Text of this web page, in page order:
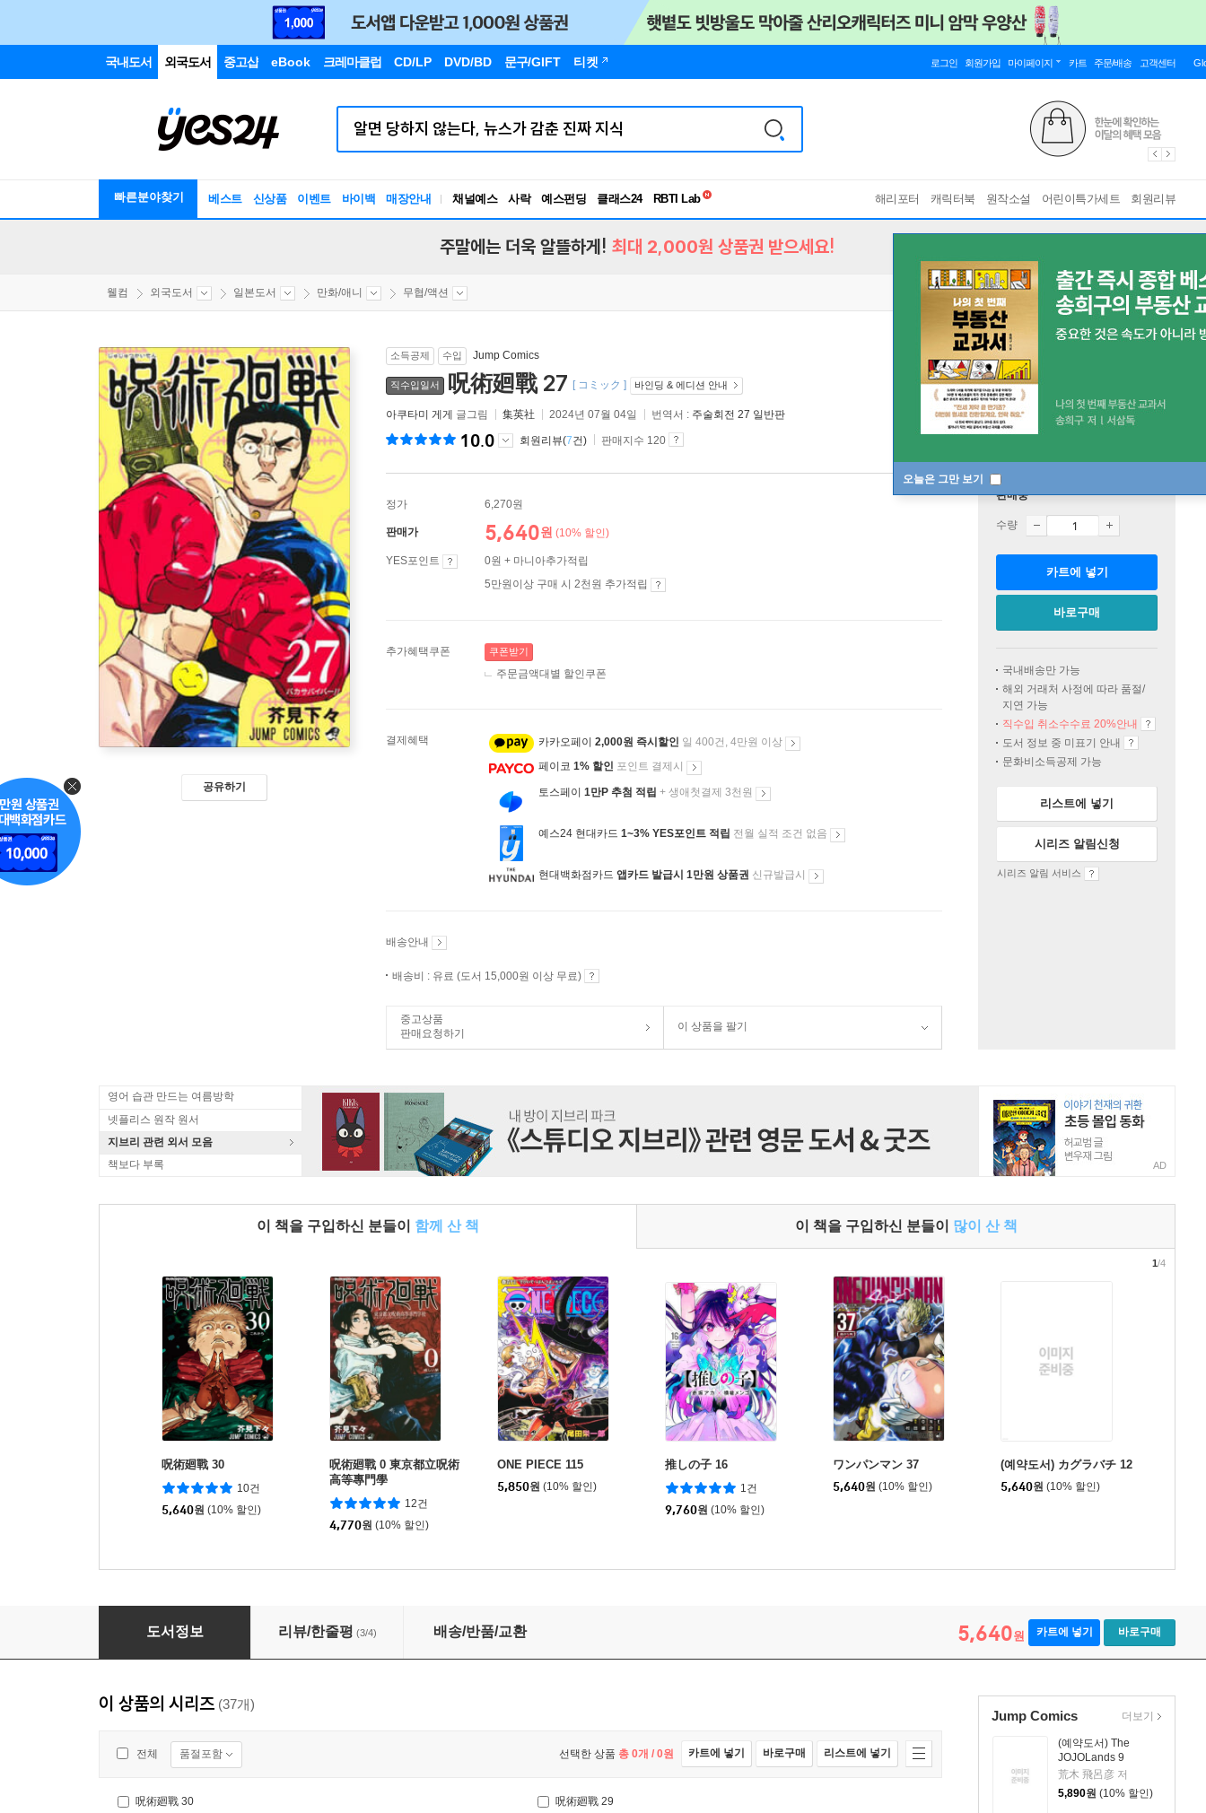
국내도서 외국도서 중고샵 eBook 크레마클럽 CD/LP DVD/BD 문구/GIFT 티켓 로그인 회원가입 마이페이지 카트 주문/배송 고객센터
빠른분야찾기 베스트 신상품 이벤트 바이백 매장안내 채널예스 사락 예스펀딩 클래스24
독서유형검사
해리포터 캐릭터북 원작소설 어린이특가세트 회원리뷰
오늘은 그만 보기
주말에는 더욱 알뜰하게! 최대 2,000원 상품권 받으세요!
웰컴 외국도서 일본도서 만화/애니 무협/액션
공유하기
소득공제 수입 Jump Comics
직수입일서 呪術廻戰 27 [ コミック ] 바인딩 & 에디션 안내
아쿠타미 게게 글그림 集英社 2024년 07월 04일 번역서 : 주술회전 27 일반판
10.0 회원리뷰(7건) 판매지수 120
정가 6,270원
판매가 5,640원 (10% 할인)
YES포인트
0원 + 마니아추가적립
5만원이상 구매 시 2천원 추가적립
추가혜택쿠폰 쿠폰받기
주문금액대별 할인쿠폰
결제혜택 카카오페이 2,000원 즉시할인 일 400건, 4만원 이상
페이코 1% 할인 포인트 결제시
토스페이 1만P 추첨 적립 + 생애첫결제 3천원
예스24 현대카드 1~3% YES포인트 적립 전월 실적 조건 없음
현대백화점카드 앱카드 발급시 1만원 상품권 신규발급시
배송안내
배송비 : 유료 (도서 15,000원 이상 무료)
중고상품
판매요청하기
이 상품을 팔기
판매중
수량
카트에 넣기
바로구매
국내배송만 가능
해외 거래처 사정에 따라 품절/
지연 가능
직수입 취소수수료 20%안내
도서 정보 중 미표기 안내
문화비소득공제 가능
리스트에 넣기
시리즈 알림신청
시리즈 알림 서비스
영어 습관 만드는 여름방학
넷플리스 원작 원서
지브리 관련 외서 모음
책보다 부록
AD
이 책을 구입하신 분들이 함께 산 책 이 책을 구입하신 분들이 많이 산 책
呪術廻戰 30
10건
5,640원 (10% 할인)
呪術廻戰 0 東京都立呪術
高等專門學
12건
4,770원 (10% 할인)
ONE PIECE 115
5,850원 (10% 할인)
推しの子 16
1건
9,760원 (10% 할인)
ワンパンマン 37
5,640원 (10% 할인)
(예약도서) カグラバチ 12
5,640원 (10% 할인)
1/4
呪術廻戰 27
도서정보 리뷰/한줄평 (3/4) 배송/반품/교환 5,640원 카트에 넣기 바로구매
Jump Comics
(예약도서) The
JOJOLands 9
荒木 飛呂彦 저
5,890원 (10% 할인)
더보기
이 상품의 시리즈 (37개)
전체 품절포함 선택한 상품 총 0개 / 0원 카트에 넣기 바로구매 리스트에 넣기
呪術廻戰 30
呪術廻戰 29